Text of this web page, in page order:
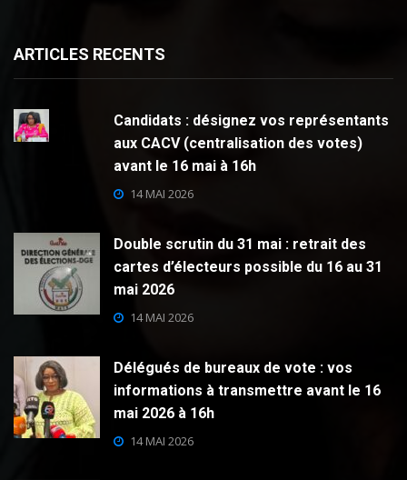
ARTICLES RECENTS
Candidats : désignez vos représentants
aux CACV (centralisation des votes)
avant le 16 mai à 16h
14 MAI 2026
Double scrutin du 31 mai : retrait des
cartes d’électeurs possible du 16 au 31
mai 2026
14 MAI 2026
Délégués de bureaux de vote : vos
informations à transmettre avant le 16
mai 2026 à 16h
14 MAI 2026